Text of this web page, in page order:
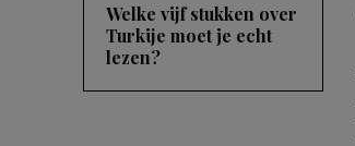
Welke vijf stukken over
Turkije moet je echt
lezen?